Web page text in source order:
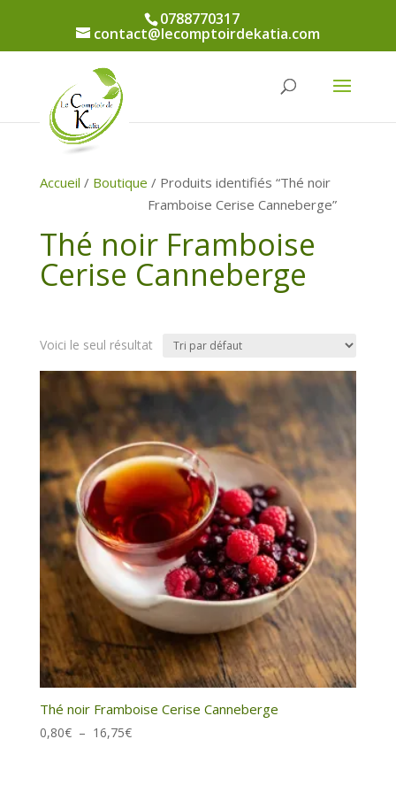
0788770317
contact@lecomptoirdekatia.com
Accueil / Boutique / Produits identifiés “Thé noir
Framboise Cerise Canneberge”
Thé noir Framboise
Cerise Canneberge
Voici le seul résultat
Thé noir Framboise Cerise Canneberge
0,80€ – 16,75€Plage